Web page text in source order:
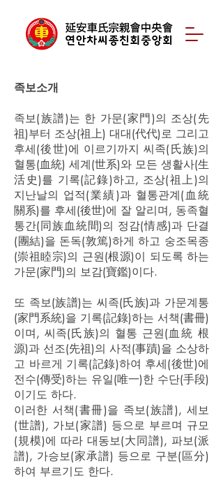
족보소개
족보(族譜)는 한 가문(家門)의 조상(先
祖)부터 조상(祖上) 대대(代代)로 그리고
후세(後世)에 이르기까지 씨족(氏族)의
혈통(血統) 세계(世系)와 모든 생활사(生
活史)를 기록(記錄)하고, 조상(祖上)의
지난날의 업적(業績)과 혈통관계(血統
關系)를 후세(後世)에 잘 알리며, 동족혈
통간(同族血統間)의 정감(情感)과 단결
(團結)을 돈독(敦篤)하게 하고 숭조목종
(崇祖睦宗)의 근원(根源)이 되도록 하는
가문(家門)의 보감(寶鑑)이다.
또 족보(族譜)는 씨족(氏族)과 가문계통
(家門系統)을 기록(記錄)하는 서책(書冊)
이며, 씨족(氏族)의 혈통 근원(血統 根
源)과 선조(先祖)의 사적(事蹟)을 소상하
고 바르게 기록(記錄)하여 후세(後世)에
전수(傳受)하는 유일(唯一)한 수단(手段)
이기도 하다.
이러한 서책(書冊)을 족보(族譜), 세보
(世譜), 가보(家譜) 등으로 부르며 규모
(規模)에 따라 대동보(大同譜), 파보(派
譜), 가승보(家承譜) 등으로 구분(區分)
하여 부르기도 한다.